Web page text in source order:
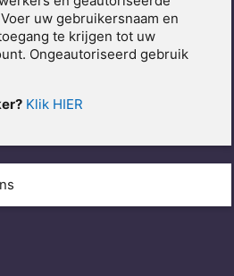
uw gebruikersnaam en
te krijgen tot uw
Ongeautoriseerd gebruik
Klik HIER